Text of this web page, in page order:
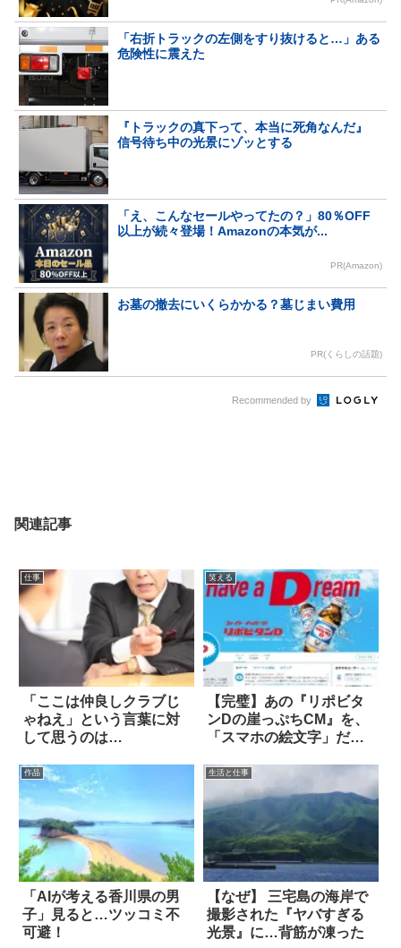
「右折トラックの左側をすり抜けると…」ある
危険性に震えた
『トラックの真下って、本当に死角なんだ』
信号待ち中の光景にゾッとする
「え、こんなセールやってたの？」80％OFF
以上が続々登場！Amazonの本気が...
PR(Amazon)
お墓の撤去にいくらかかる？墓じまい費用
PR(くらしの話題)
Recommended by
関連記事
仕事
「ここは仲良しクラブじ
ゃねえ」という言葉に対
して思うのは…
笑える
【完璧】あの『リポビタ
ンDの崖っぷちCM』を、
「スマホの絵文字」だけ
作品
「AIが考える香川県の男
子」見ると…ツッコミ不
可避！
生活と仕事
【なぜ】 三宅島の海岸で
撮影された『ヤバすぎる
光景』に…背筋が凍った